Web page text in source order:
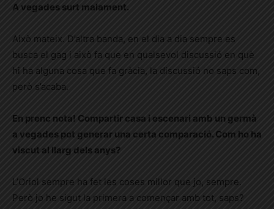
A vegades surt malament.
Això mateix. D’altra banda, en el dia a dia sempre es
busca el gag i això fa que en qualsevol discussió en què
hi ha alguna cosa que fa gràcia, la discussió no saps com,
però s’acaba.
En prenc nota! Compartir casa i escenari amb un germà
a vegades pot generar una certa comparació. Com ho ha
viscut al llarg dels anys?
L’Oriol sempre ha fet les coses millor que jo, sempre.
Però jo he sigut la primera a començar amb tot, saps?